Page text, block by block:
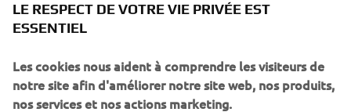
the company introduced many revolutionary new models, proving
themselves as true “Pioneers of Emotion”. Next to showing a range of
new models in its key segments, Yamaha also unveiled the highly
LE RESPECT DE VOTRE VIE PRIVÉE EST
ESSENTIEL
Les cookies nous aident à comprendre les visiteurs de
notre site afin d'améliorer notre site web, nos produits,
nos services et nos actions marketing.